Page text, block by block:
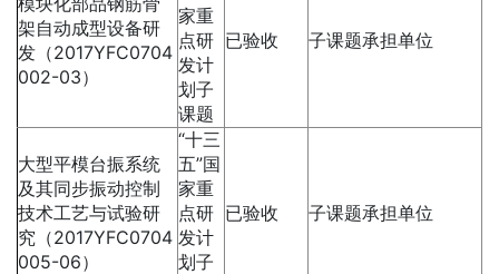
架自动成型设备研
发（2017YFC0704
002-03）
家重
点研
发计
划子
课题
已验收 子课题承担单位
大型平模台振系统
及其同步振动控制
技术工艺与试验研
究（2017YFC0704
005-06）
“十三
五”国
家重
点研
发计
划子
已验收 子课题承担单位